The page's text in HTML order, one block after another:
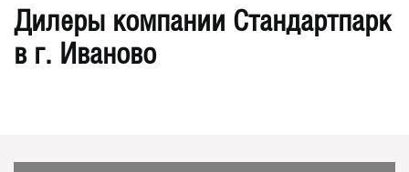
Дилеры компании Стандартпарк
в г. Иваново